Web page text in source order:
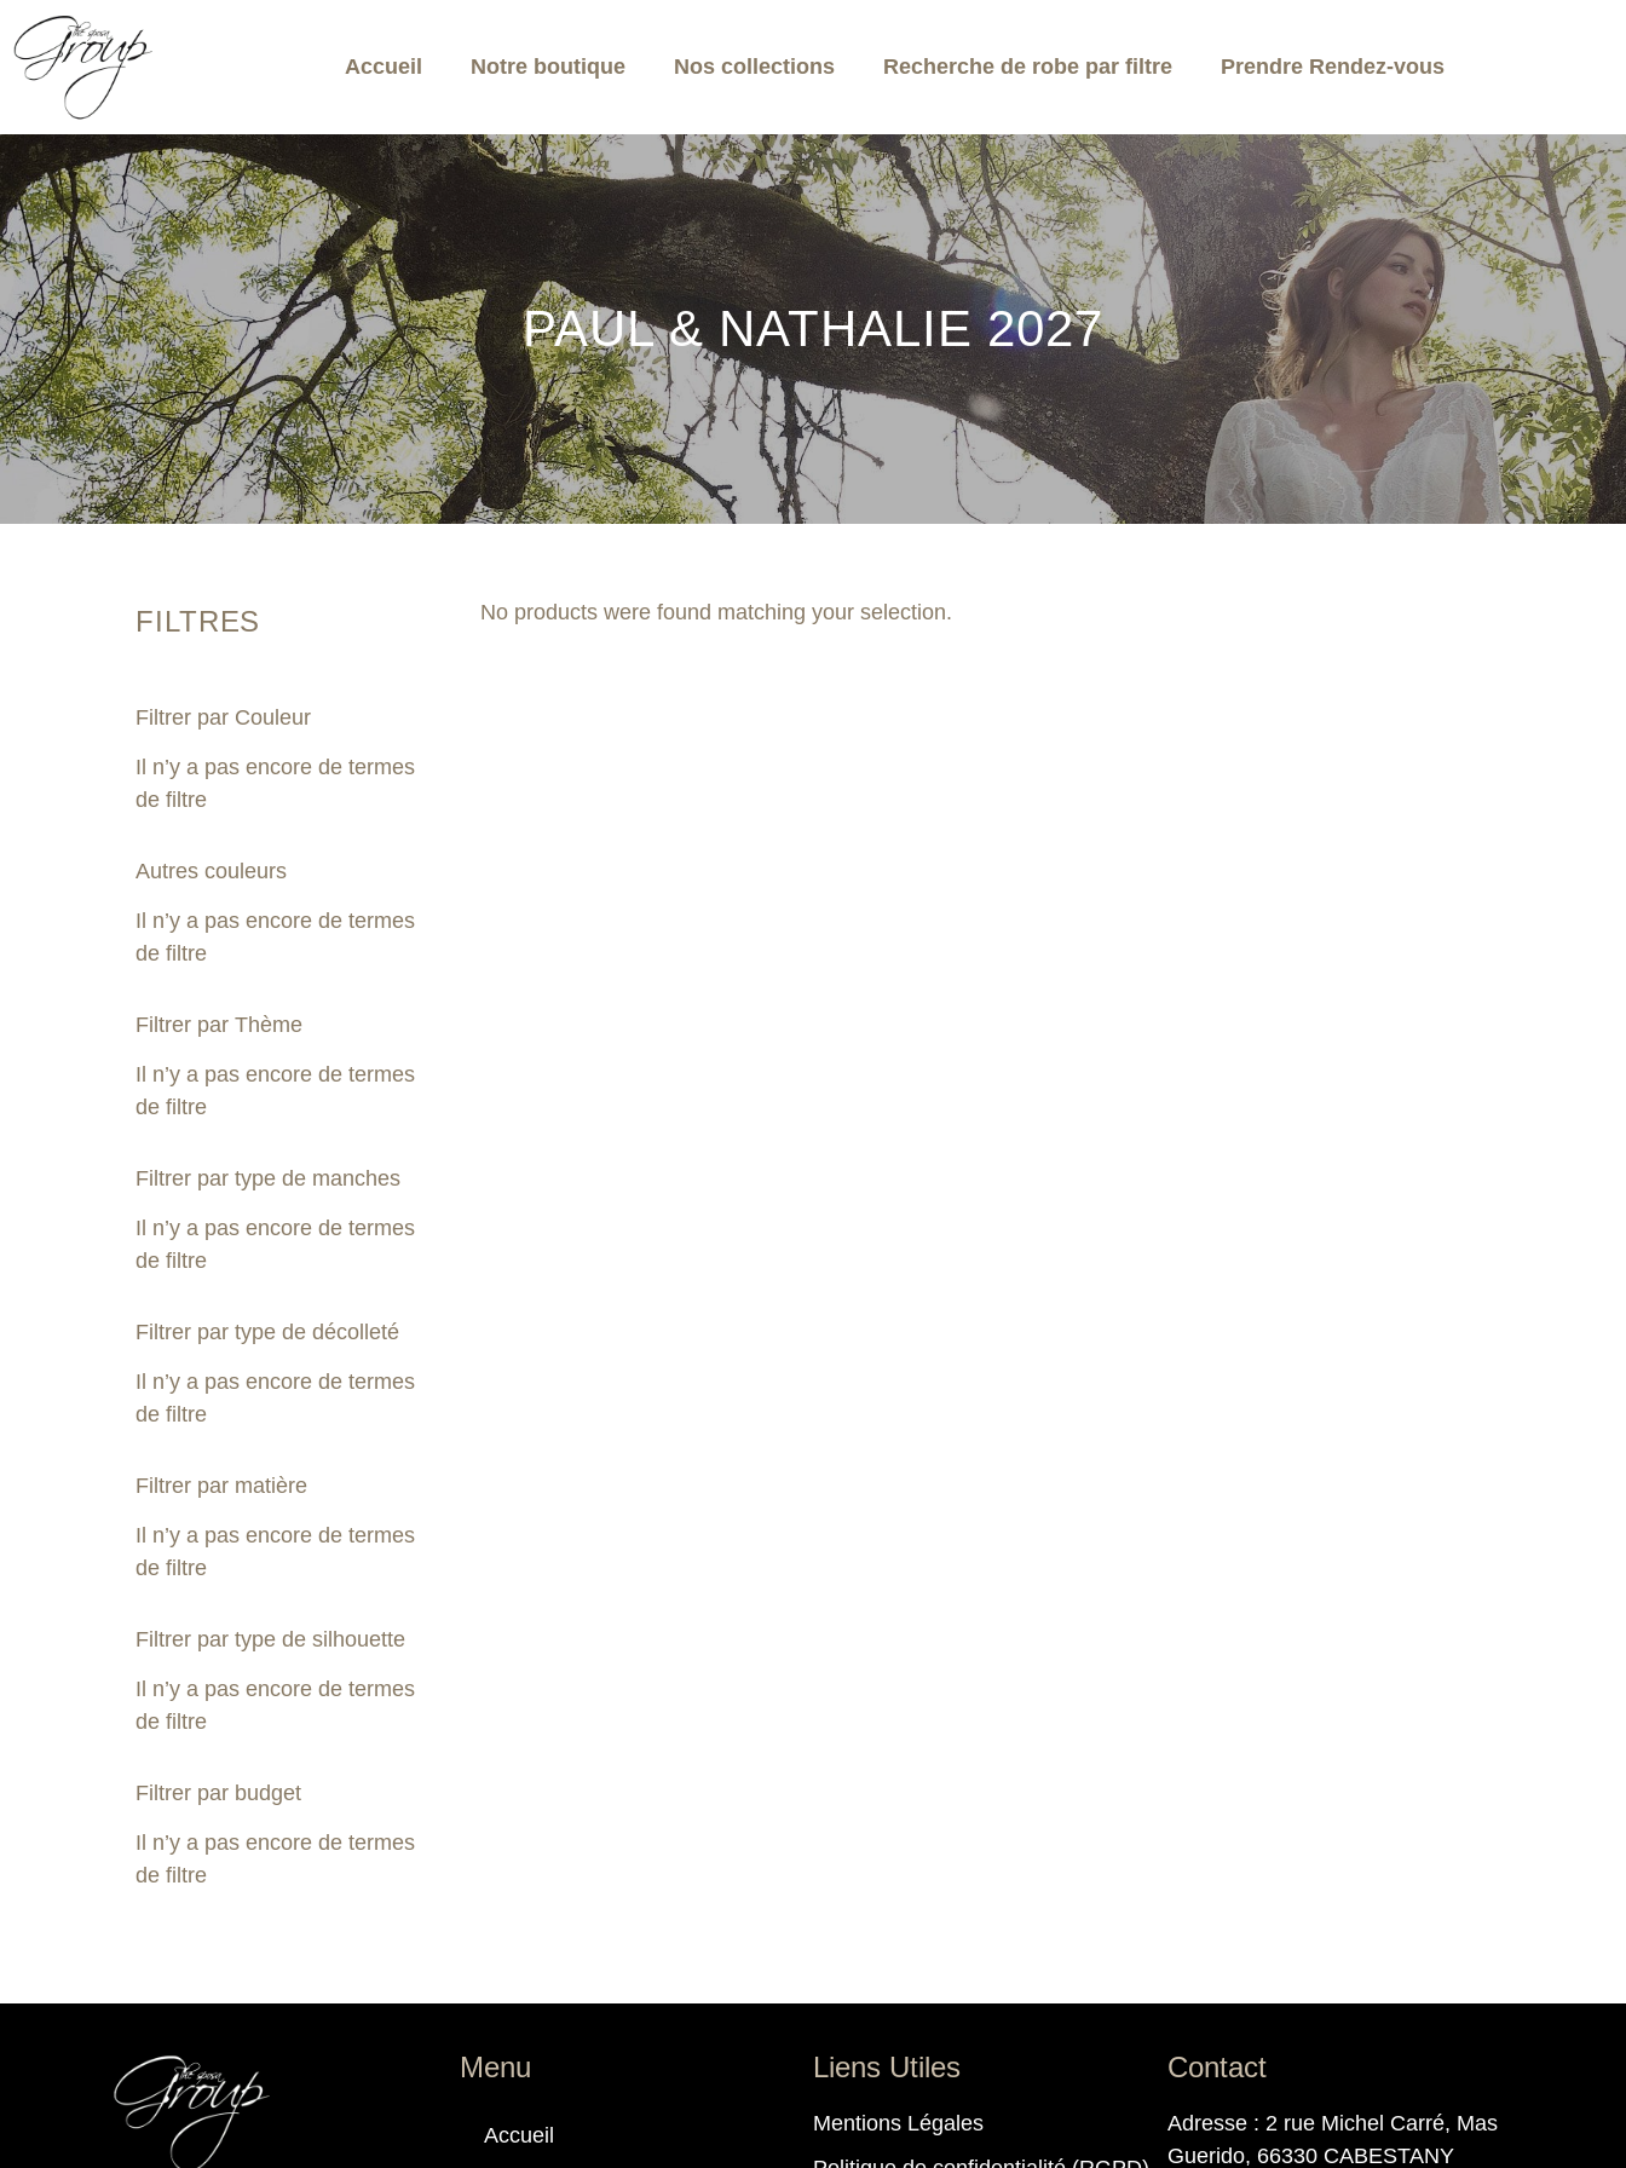
Accueil Notre boutique Nos collections Recherche de robe par filtre Prendre Rendez-vous
PAUL & NATHALIE 2027
FILTRES
Filtrer par Couleur
Il n’y a pas encore de termes
de filtre
Autres couleurs
Il n’y a pas encore de termes
de filtre
Filtrer par Thème
Il n’y a pas encore de termes
de filtre
Filtrer par type de manches
Il n’y a pas encore de termes
de filtre
Filtrer par type de décolleté
Il n’y a pas encore de termes
de filtre
Filtrer par matière
Il n’y a pas encore de termes
de filtre
Filtrer par type de silhouette
Il n’y a pas encore de termes
de filtre
Filtrer par budget
Il n’y a pas encore de termes
de filtre
No products were found matching your selection.
Menu
Accueil
Liens Utiles
Mentions Légales
Contact
Adresse : 2 rue Michel Carré, Mas
Guerido, 66330 CABESTANY